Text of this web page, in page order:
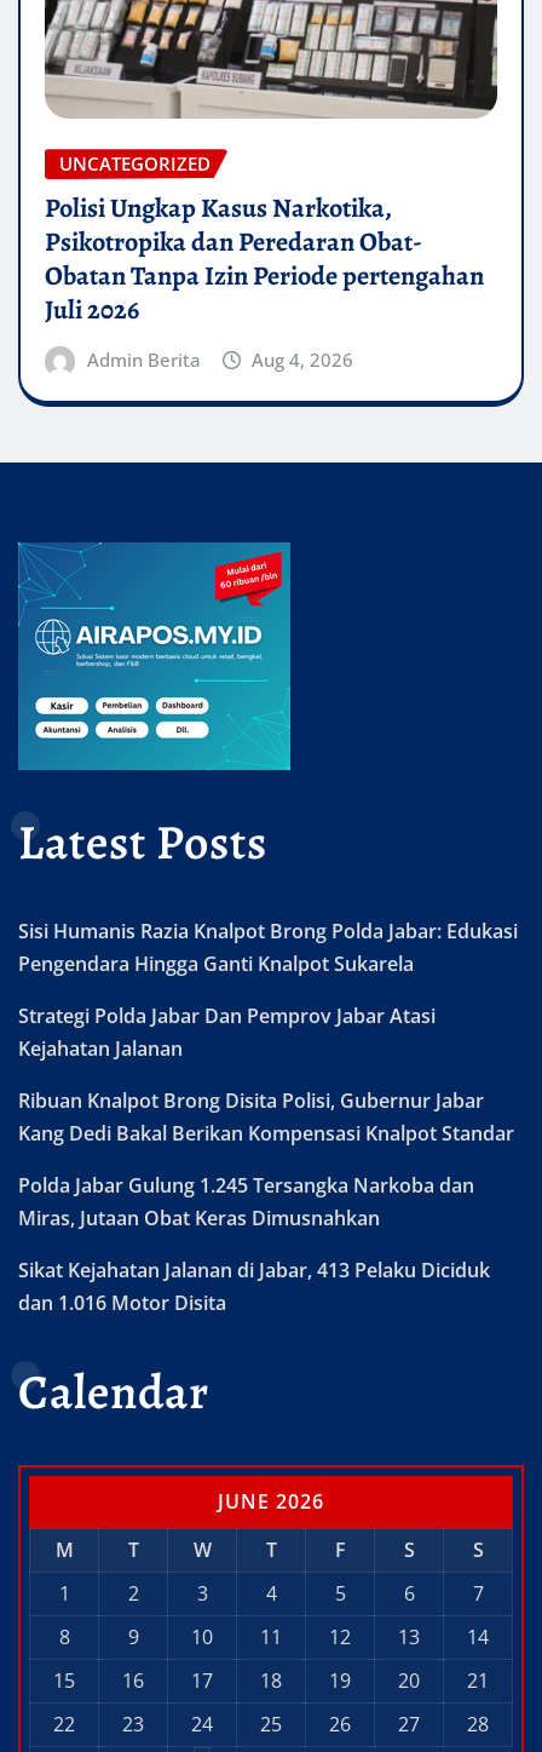
UNCATEGORIZED
Polisi Ungkap Kasus Narkotika,
Psikotropika dan Peredaran Obat-
Obatan Tanpa Izin Periode pertengahan
Juli 2026
Admin Berita Aug 4, 2026
Latest Posts
Sisi Humanis Razia Knalpot Brong Polda Jabar: Edukasi
Pengendara Hingga Ganti Knalpot Sukarela
Strategi Polda Jabar Dan Pemprov Jabar Atasi
Kejahatan Jalanan
Ribuan Knalpot Brong Disita Polisi, Gubernur Jabar
Kang Dedi Bakal Berikan Kompensasi Knalpot Standar
Polda Jabar Gulung 1.245 Tersangka Narkoba dan
Miras, Jutaan Obat Keras Dimusnahkan
Sikat Kejahatan Jalanan di Jabar, 413 Pelaku Diciduk
dan 1.016 Motor Disita
Calendar
JUNE 2026
M
T W T F S
S
1
2 3 4 5 6
7
8
9 10 11 12 13
14
15
16 17 18 19 20
21
22
23 24 25 26 27 28